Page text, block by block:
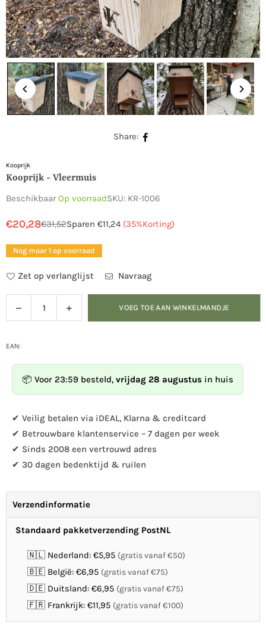
Share:
Kooprijk
Kooprijk - Vleermuis
BeschikbaarOp voorraadSKU: KR-1006
Normale
prijs
€20,28€31,52Sparen €11,24 (35%Korting)
Nog maar 1 op voorraad
Zet op verlanglijst Navraag
Hoeveelheid
Verlaag
de
Vleermuis
Verhoog
de
Vleermuis
VOEG TOE AAN WINKELMANDJE
EAN:
📦 Voor 23:59 besteld, vrijdag 28 augustus in huis
✔ Veilig betalen via iDEAL, Klarna & creditcard
✔ Betrouwbare klantenservice – 7 dagen per week
✔ Sinds 2008 een vertrouwd adres
✔ 30 dagen bedenktijd & ruilen
Verzendinformatie
Standaard pakketverzending PostNL
🇳🇱 Nederland: €5,95 (gratis vanaf €50)
🇧🇪 België: €6,95 (gratis vanaf €75)
🇩🇪 Duitsland: €6,95 (gratis vanaf €75)
🇫🇷 Frankrijk: €11,95 (gratis vanaf €100)